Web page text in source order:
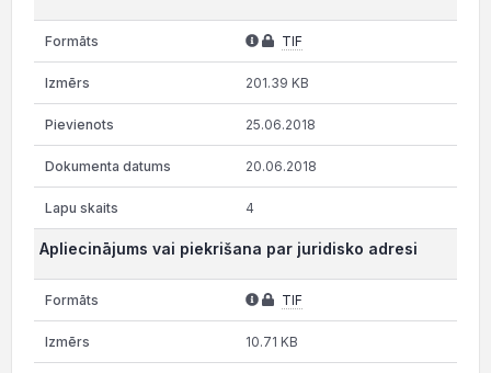
TIF
201.39 KB
25.06.2018
20.06.2018
4
Apliecinājums vai piekrišana par juridisko adresi
TIF
10.71 KB